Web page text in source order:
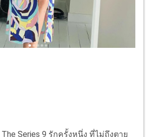
The Series 9 รักครั้งหนึ่ง ที่ไม่ถึงตาย